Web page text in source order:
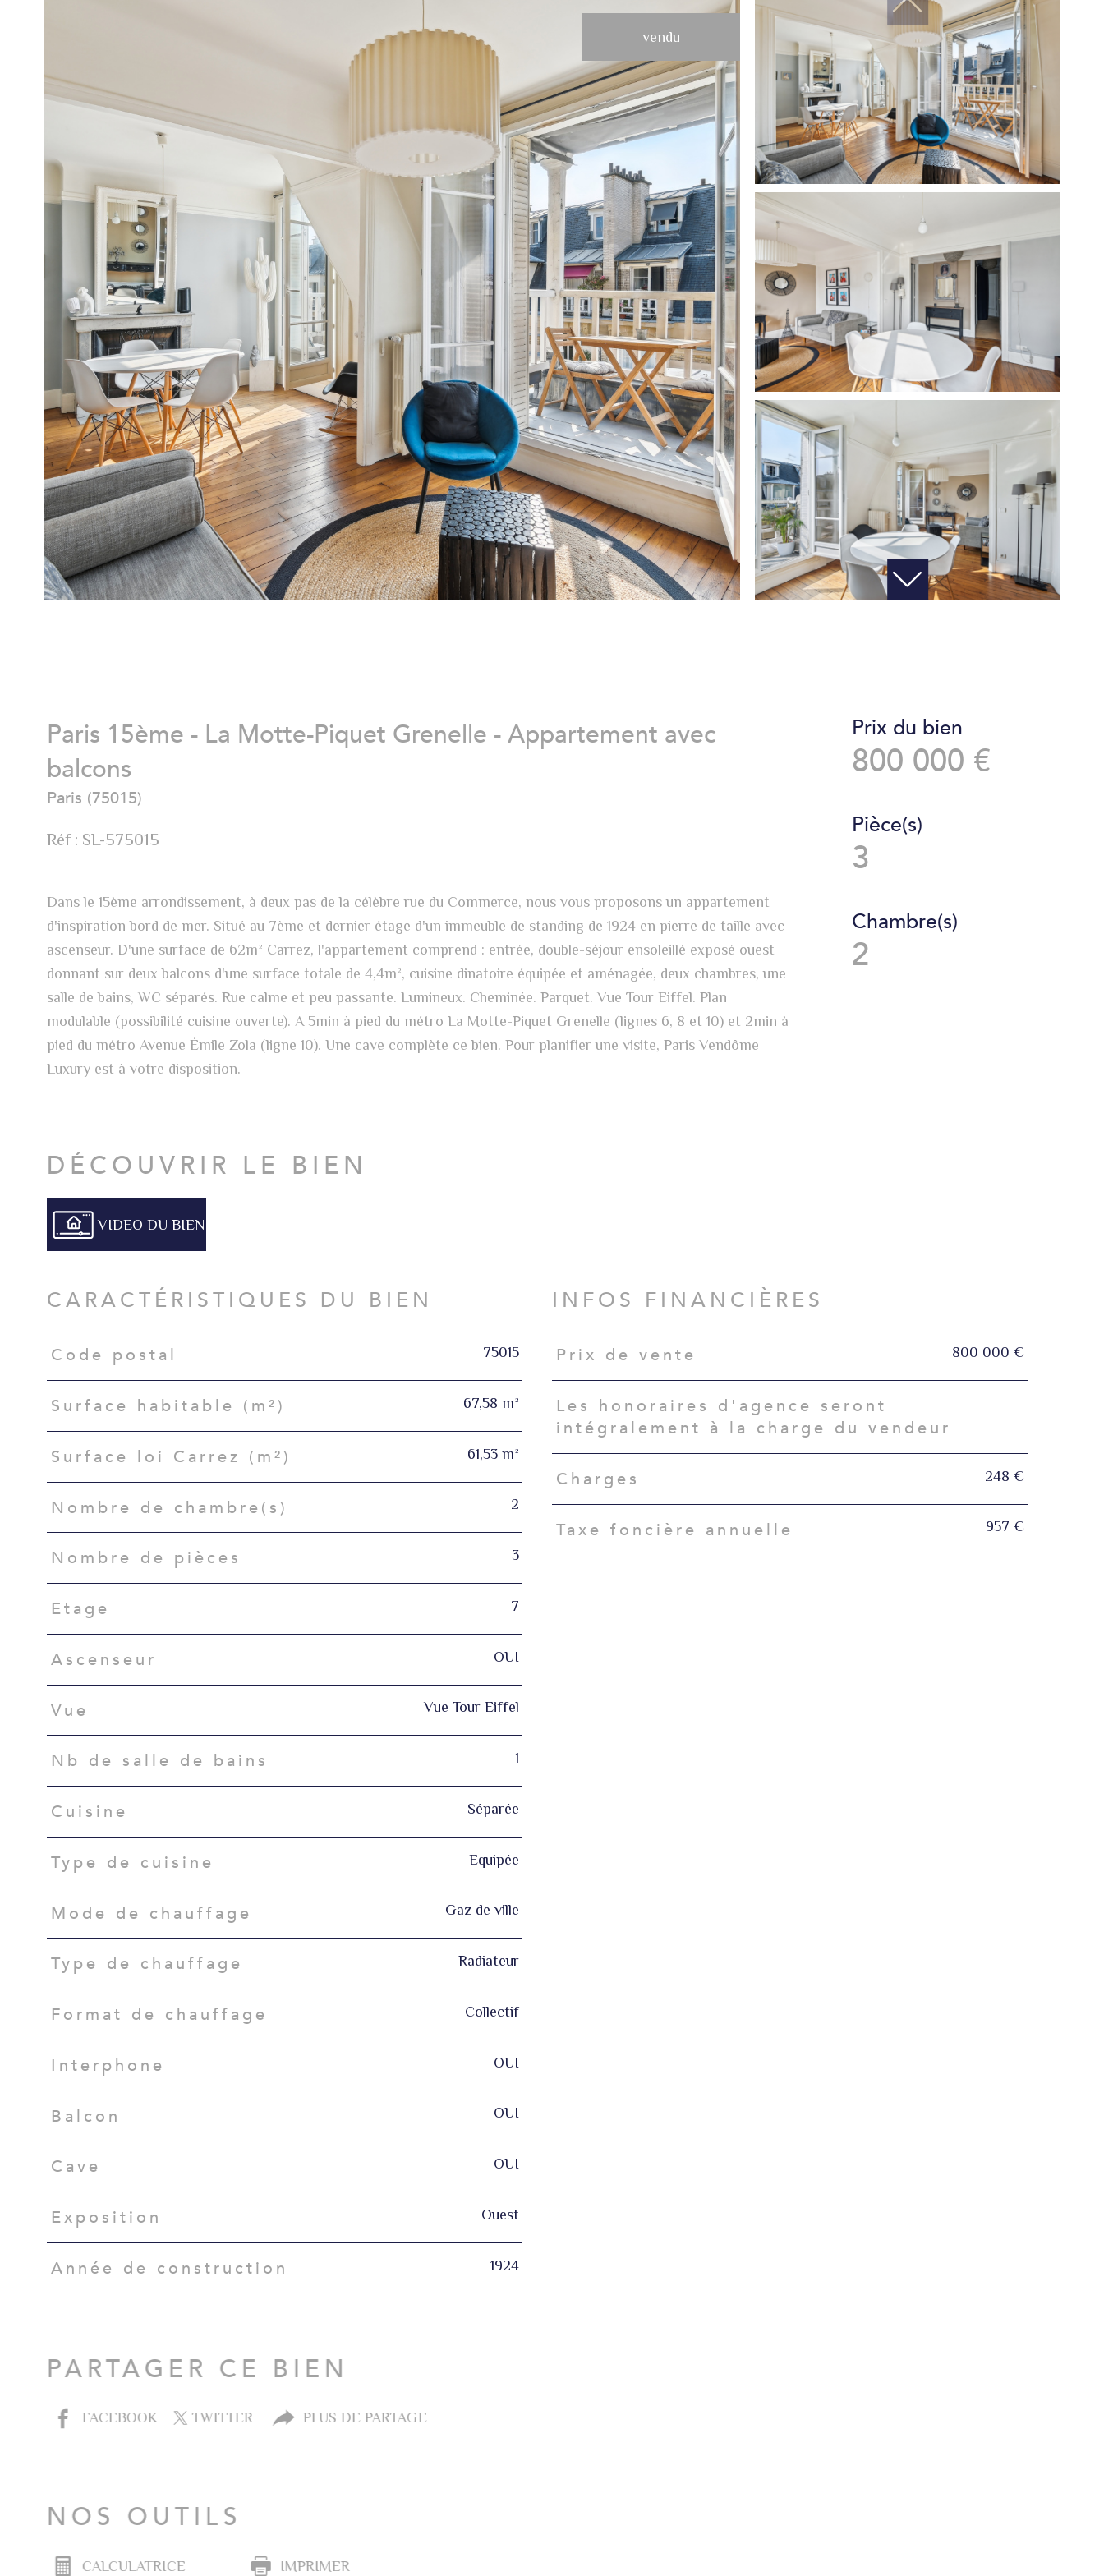
vendu
Paris 15ème - La Motte-Piquet Grenelle - Appartement avec
balcons
Paris (75015)
Réf : SL-575015
Dans le 15ème arrondissement, à deux pas de la célèbre rue du Commerce, nous vous proposons un appartement
d'inspiration bord de mer. Situé au 7ème et dernier étage d'un immeuble de standing de 1924 en pierre de taille avec
ascenseur. D'une surface de 62m² Carrez, l'appartement comprend : entrée, double-séjour ensoleillé exposé ouest
donnant sur deux balcons d'une surface totale de 4,4m², cuisine dinatoire équipée et aménagée, deux chambres, une
salle de bains, WC séparés. Rue calme et peu passante. Lumineux. Cheminée. Parquet. Vue Tour Eiffel. Plan
modulable (possibilité cuisine ouverte). A 5min à pied du métro La Motte-Piquet Grenelle (lignes 6, 8 et 10) et 2min à
pied du métro Avenue Émile Zola (ligne 10). Une cave complète ce bien. Pour planifier une visite, Paris Vendôme
Luxury est à votre disposition.
DÉCOUVRIR LE BIEN
VIDEO DU BIEN
Prix du bien
800 000 €
Pièce(s)
3
Chambre(s)
2
CARACTÉRISTIQUES DU BIEN
Caractéristiques Valeurs
Code postal 75015
Surface habitable (m²) 67,58 m²
Surface loi Carrez (m²) 61,53 m²
Nombre de chambre(s) 2
Nombre de pièces 3
Etage 7
Ascenseur OUI
Vue Vue Tour Eiffel
Nb de salle de bains 1
Cuisine Séparée
Type de cuisine Equipée
Mode de chauffage Gaz de ville
Type de chauffage Radiateur
Format de chauffage Collectif
Interphone OUI
Balcon OUI
Cave OUI
Exposition Ouest
Année de construction 1924
INFOS FINANCIÈRES
Caractéristiques Valeurs
Prix de vente 800 000 €
Les honoraires d'agence seront
intégralement à la charge du vendeur
Charges 248 €
Taxe foncière annuelle 957 €
PARTAGER CE BIEN
FACEBOOK TWITTER PLUS DE PARTAGE
NOS OUTILS
CALCULATRICE IMPRIMER